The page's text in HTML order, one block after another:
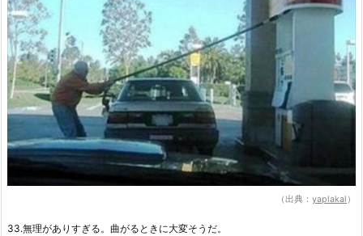
（出典： yaplakal ）
33.無理がありすぎる。曲がるときに大変そうだ。